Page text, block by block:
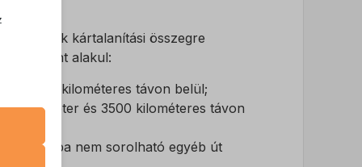
vagyunk kártalanítási összegre
szerint alakul:
1500 kilométeres távon belül;
kilométer és 3500 kilométeres távon
két pontba nem sorolható egyéb út